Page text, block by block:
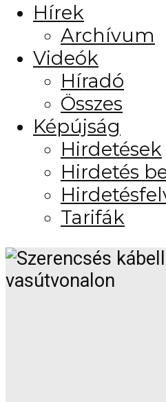
Hírek
Archívum
Videók
Híradó
Összes
Képújság
Hirdetések
Hirdetés
Tarifák